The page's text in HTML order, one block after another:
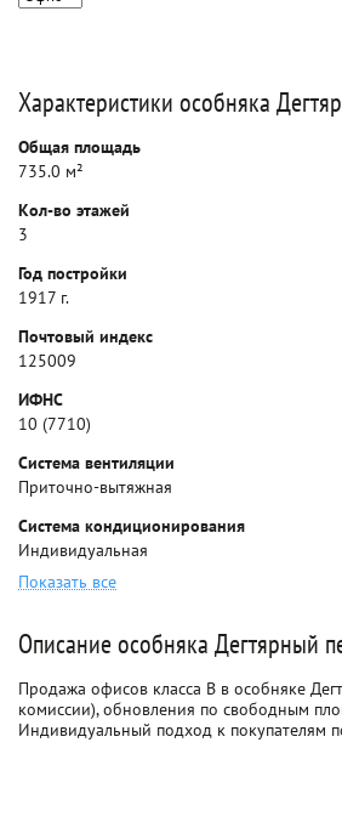
Характеристики особняка
Общая площадь
735.0 м²
Кол-во этажей
3
Год постройки
1917 г.
Почтовый индекс
125009
ИФНС
10 (7710)
Система вентиляции
Приточно-вытяжная
Система кондиционирования
Индивидуальная
Показать все
Описание особняка Дегтярный
Продажа офисов класса B в особняке
комиссии), обновления по свободным
Индивидуальный подход к покупателям